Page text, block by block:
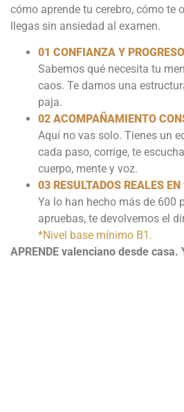
cómo aprende tu cerebro, cómo te
llegas sin ansiedad al examen.
01 CONFIANZA Y
Sabemos qué necesita tu
caos. Te damos una
paja.
02 ACOMPAÑAMIENTO
Aquí no vas solo. Tienes un
cada paso, corrige, te
cuerpo, mente y voz.
03 RESULTADOS REALES
Ya lo han hecho más de 600
apruebas, te devolvemos el
*Nivel base mínimo B1.
APRENDE valenciano desde casa.